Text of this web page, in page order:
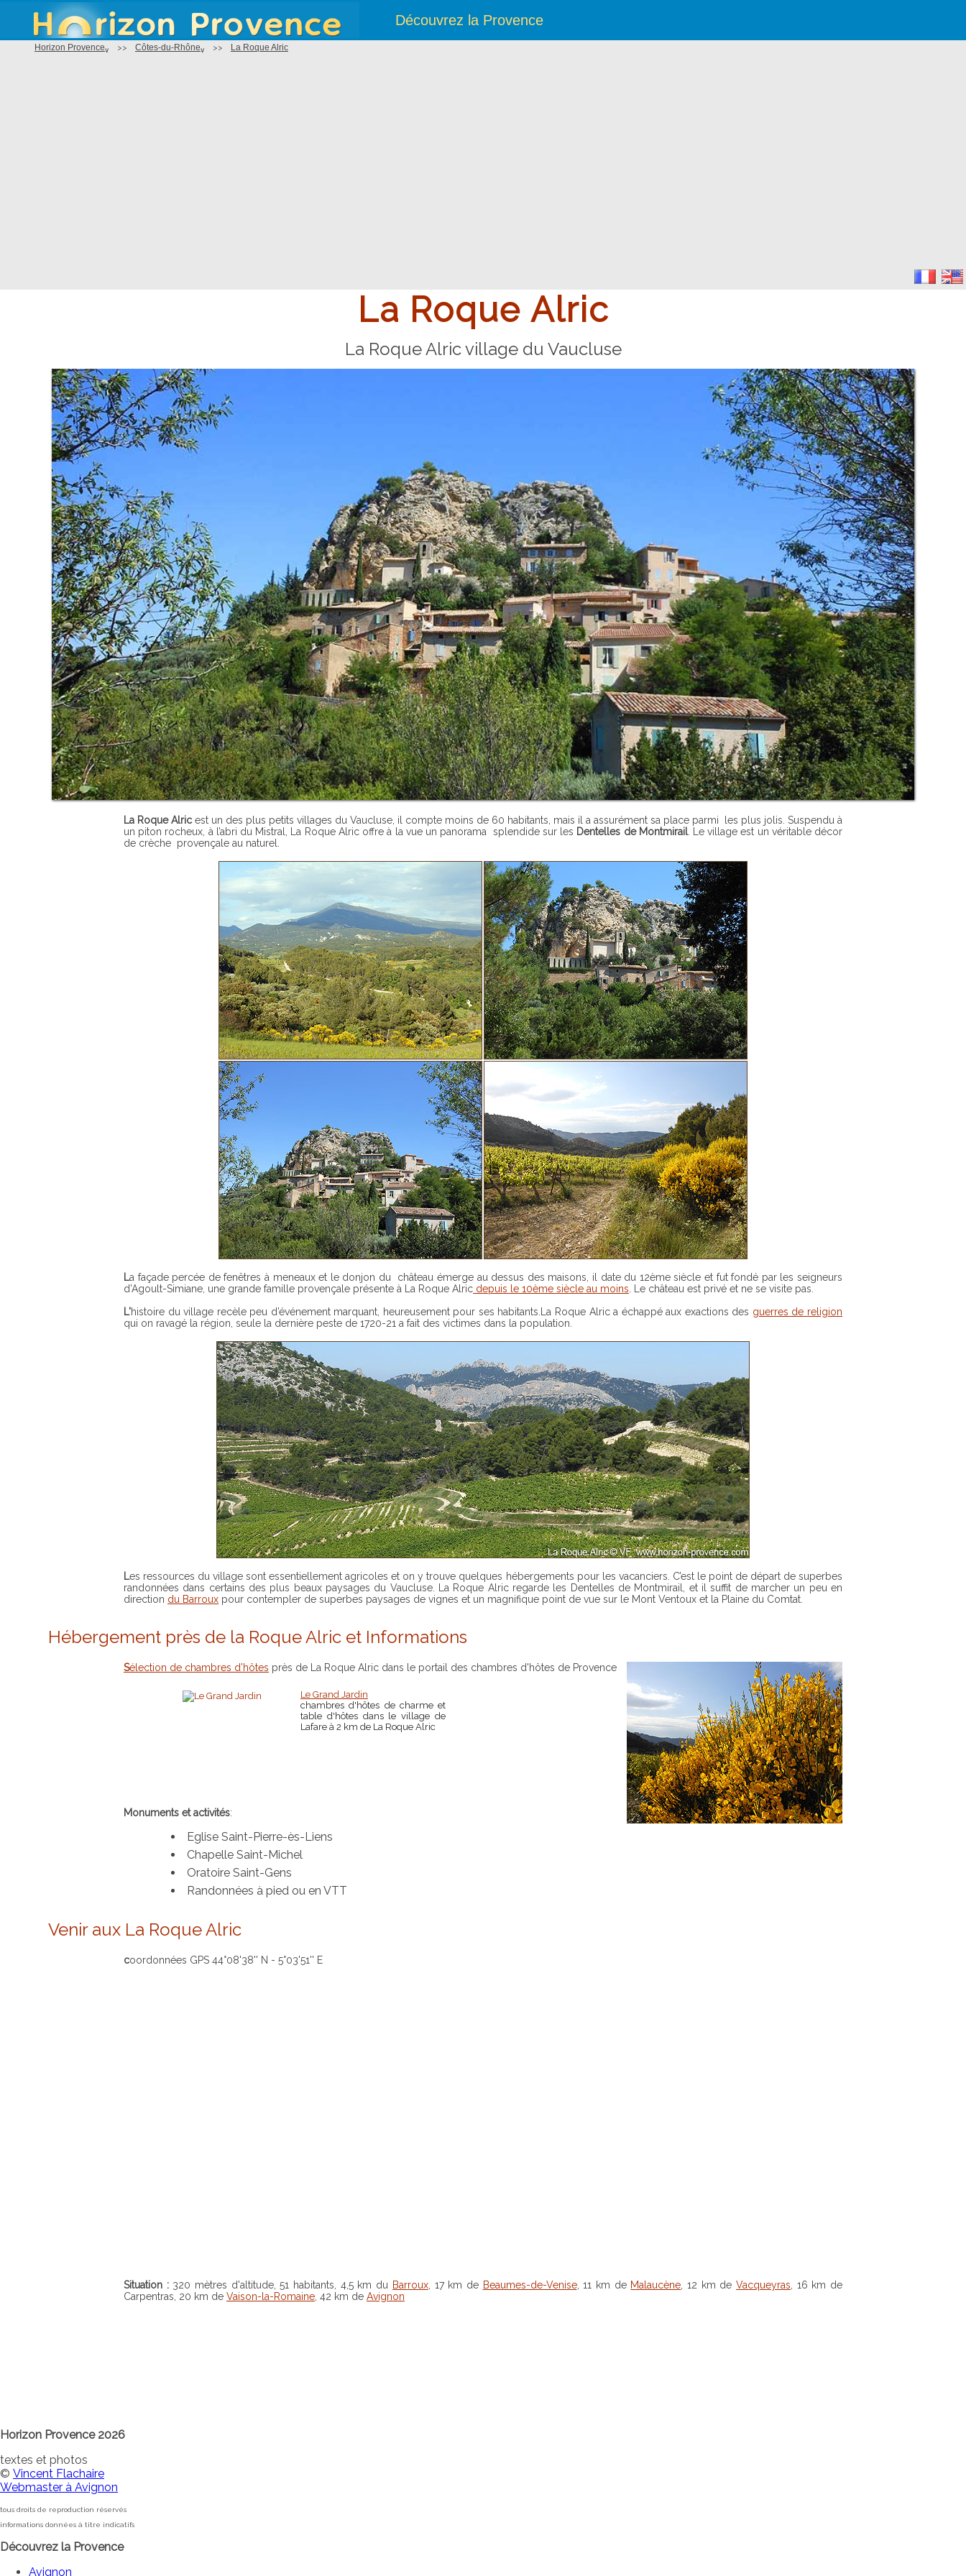
Découvrez la Provence
Horizon Provence >> Côtes-du-Rhône >> La Roque Alric
La Roque Alric
La Roque Alric village du Vaucluse
La Roque Alric est un des plus petits villages du Vaucluse, il compte moins de 60 habitants, mais il a assurément sa place parmi les plus jolis. Suspendu à
un piton rocheux, à l’abri du Mistral, La Roque Alric offre à la vue un panorama splendide sur les Dentelles de Montmirail. Le village est un véritable décor
de crèche provençale au naturel.
La façade percée de fenêtres à meneaux et le donjon du château émerge au dessus des maisons, il date du 12ème siècle et fut fondé par les seigneurs
d’Agoult-Simiane, une grande famille provençale présente à La Roque Alric depuis le 10ème siècle au moins . Le château est privé et ne se visite pas.
L'histoire du village recèle peu d’événement marquant, heureusement pour ses habitants.La Roque Alric a échappé aux exactions des guerres de religion
qui on ravagé la région, seule la dernière peste de 1720-21 a fait des victimes dans la population.
Les ressources du village sont essentiellement agricoles et on y trouve quelques hébergements pour les vacanciers. C’est le point de départ de superbes
randonnées dans certains des plus beaux paysages du Vaucluse. La Roque Alric regarde les Dentelles de Montmirail, et il suffit de marcher un peu en
direction du Barroux pour contempler de superbes paysages de vignes et un magnifique point de vue sur le Mont Ventoux et la Plaine du Comtat.
Hébergement près de la Roque Alric et Informations
Sélection de chambres d’hôtes près de La Roque Alric dans le portail des chambres d'hôtes de Provence
Le Grand Jardin
chambres d'hôtes de charme et
table d'hôtes dans le village de
Lafare à 2 km de La Roque Alric
Monuments et activités:
Eglise Saint-Pierre-ès-Liens
Chapelle Saint-Michel
Oratoire Saint-Gens
Randonnées à pied ou en VTT
Venir aux La Roque Alric
coordonnées GPS 44°08'38'' N - 5°03'51'' E
Situation : 320 mètres d'altitude, 51 habitants, 4,5 km du Barroux, 17 km de Beaumes-de-Venise, 11 km de Malaucène , 12 km deVacqueyras , 16 km de
Carpentras, 20 km de Vaison-la-Romaine , 42 km de Avignon
Horizon Provence 2026
textes et photos
© Vincent Flachaire
Webmaster à Avignon
tous droits de reproduction réservés
informations données à titre indicatifs
Découvrez la Provence
Avignon